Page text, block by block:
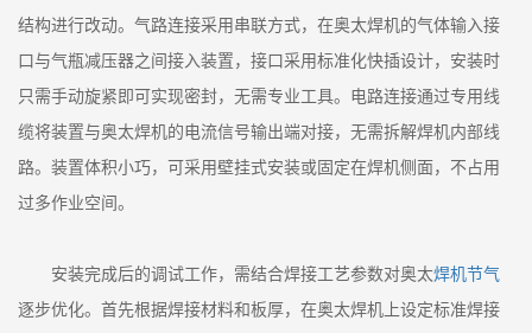
结构进行改动。气路连接采用串联方式，在奥太焊机的气体输入接
口与气瓶减压器之间接入装置，接口采用标准化快插设计，安装时
只需手动旋紧即可实现密封，无需专业工具。电路连接通过专用线
缆将装置与奥太焊机的电流信号输出端对接，无需拆解焊机内部线
路。装置体积小巧，可采用壁挂式安装或固定在焊机侧面，不占用
过多作业空间。
安装完成后的调试工作，需结合焊接工艺参数对奥太焊机节气
逐步优化。首先根据焊接材料和板厚，在奥太焊机上设定标准焊接